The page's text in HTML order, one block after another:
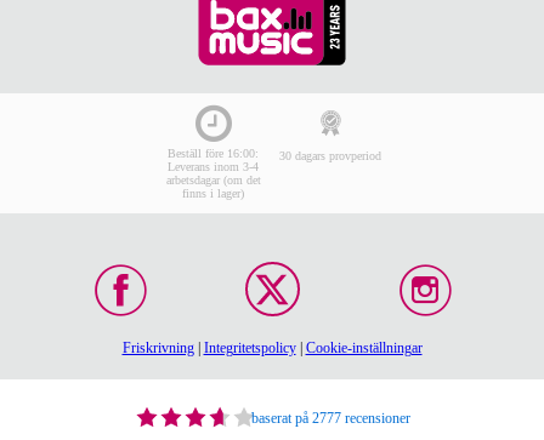
Beställ före 16:00:
Leverans inom 3-4
arbetsdagar (om det
finns i lager)
30 dagars provperiod
Friskrivning| Integritetspolicy| Cookie-inställningar
baserat på 2777 recensioner